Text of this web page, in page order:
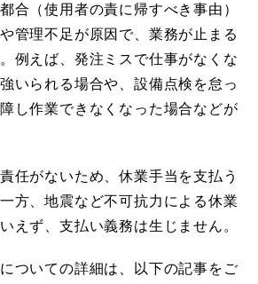
合（使用者の責に帰すべき事由）
管理不足が原因で、業務が止まる
例えば、発注ミスで仕事がなくな
いられる場合や、設備点検を怠っ
し作業できなくなった場合などが
任がないため、休業手当を支払う
方、地震など不可抗力による休業
えず、支払い義務は生じません。
ついての詳細は、以下の記事をご